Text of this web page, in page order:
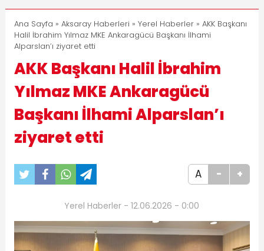
11:30
Birlikhaber.com Yayın Hayatına Başladı | Hızlı ve
Akıllı Haber Platformu
Ana Sayfa » Aksaray Haberleri » Yerel Haberler» AKK Başkanı
Halil İbrahim Yılmaz MKE Ankaragücü Başkanı İlhami
Alparslan’ı ziyaret etti
AKK Başkanı Halil İbrahim
Yılmaz MKE Ankaragücü
Başkanı İlhami Alparslan’ı
ziyaret etti
A - +
Yerel Haberler - 12.06.2026 - 0:00